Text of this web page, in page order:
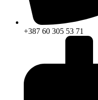
+387 60 305 53 71